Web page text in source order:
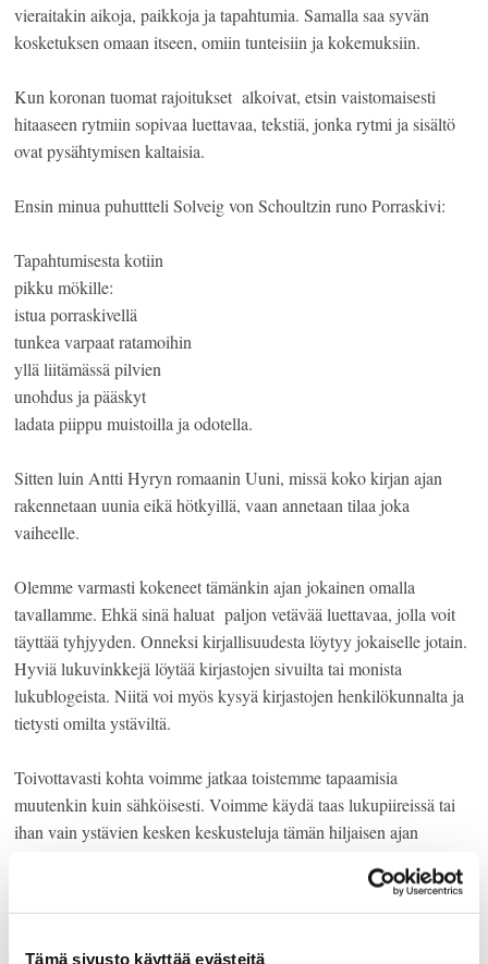
Tämä sivusto käyttää evästeitä
vieraitakin aikoja, paikkoja ja tapahtumia. Samalla saa syvän
kosketuksen omaan itseen, omiin tunteisiin ja kokemuksiin.
Kun koronan tuomat rajoitukset alkoivat, etsin vaistomaisesti
hitaaseen rytmiin sopivaa luettavaa, tekstiä, jonka rytmi ja sisältö
ovat pysähtymisen kaltaisia.
Ensin minua puhuttteli Solveig von Schoultzin runo Porraskivi:
Tapahtumisesta kotiin
pikku mökille:
istua porraskivellä
tunkea varpaat ratamoihin
yllä liitämässä pilvien
unohdus ja pääskyt
ladata piippu muistoilla ja odotella.
Sitten luin Antti Hyryn romaanin Uuni, missä koko kirjan ajan
rakennetaan uunia eikä hötkyillä, vaan annetaan tilaa joka
vaiheelle.
Olemme varmasti kokeneet tämänkin ajan jokainen omalla
tavallamme. Ehkä sinä haluat paljon vetävää luettavaa, jolla voit
täyttää tyhjyyden. Onneksi kirjallisuudesta löytyy jokaiselle jotain.
Hyviä lukuvinkkejä löytää kirjastojen sivuilta tai monista
lukublogeista. Niitä voi myös kysyä kirjastojen henkilökunnalta ja
tietysti omilta ystäviltä.
Toivottavasti kohta voimme jatkaa toistemme tapaamisia
muutenkin kuin sähköisesti. Voimme käydä taas lukupiireissä tai
ihan vain ystävien kesken keskusteluja tämän hiljaisen ajan
elämää ja pitää ikkunaa auki maailmaan kirjojen kautta.